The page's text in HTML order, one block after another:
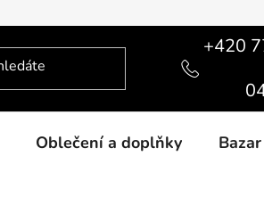
+420
Oblečení a doplňky